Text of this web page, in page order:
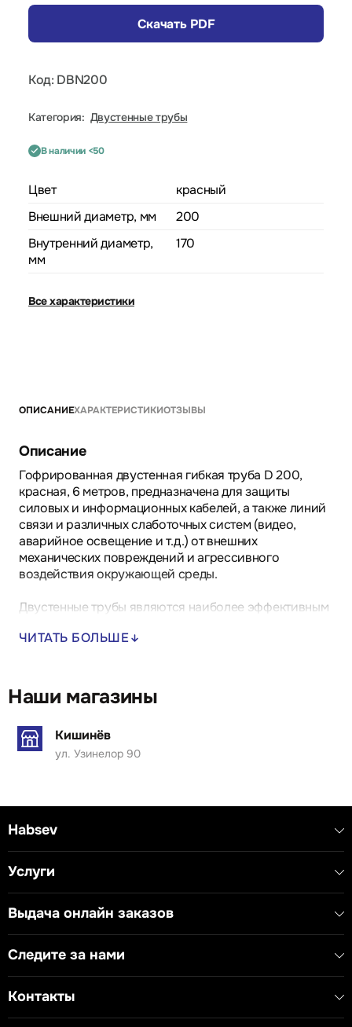
Скачать PDF
Код: DBN200
Категория: Двустенные трубы
В наличии <50
Цвет
красный
Внешний диаметр, мм
200
Внутренний диаметр,
мм
170
Все характеристики
ОПИСАНИЕХАРАКТЕРИСТИКИОТЗЫВЫ
Описание
Гофрированная двустенная гибкая труба D 200,
красная, 6 метров, предназначена для защиты
силовых и информационных кабелей, а также линий
связи и различных слаботочных систем (видео,
аварийное освещение и т.д.) от внешних
механических повреждений и агрессивного
воздействия окружающей среды.
Двустенные трубы являются наиболее эффективным
ЧИТАТЬ БОЛЬШЕ
Наши магазины
Кишинёв
ул. Узинелор 90
Habsev
Услуги
Выдача онлайн заказов
Следите за нами
Контакты